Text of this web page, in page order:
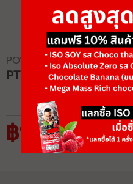
POWERTEC
PT HYPEREXTENSION
฿18,525 ฿28,500